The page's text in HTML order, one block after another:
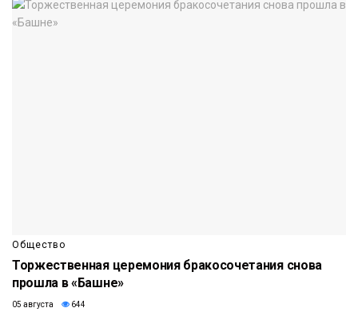
Общество
Торжественная церемония бракосочетания снова
прошла в «Башне»
05 августа 644